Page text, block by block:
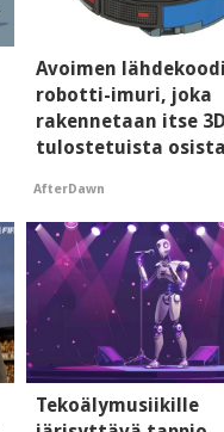
Avoimen
robotti-imuri, joka
rakennetaan itse
tulostetuista
AfterDawn
Tekoälymusiikille